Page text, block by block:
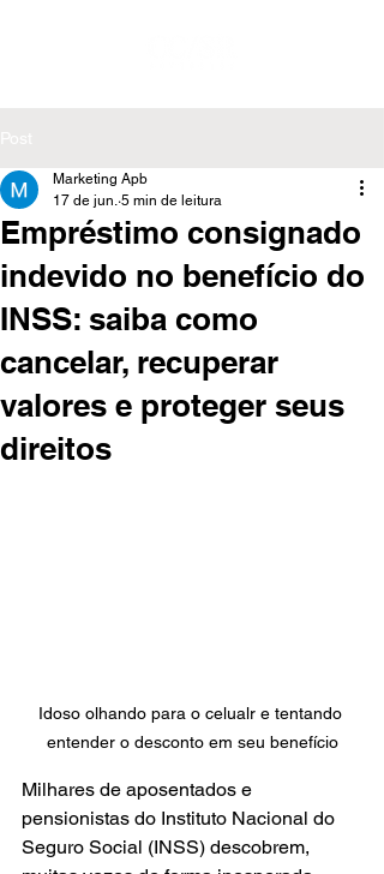
Empréstimo consignado
indevido no benefício do
INSS: saiba como
cancelar, recuperar
valores e proteger seus
direitos
Marketing Apb
17 de jun. 5 min de leitura
Idoso olhando para o celualr e tentando
entender o desconto em seu benefício
Milhares de aposentados e
pensionistas do Instituto Nacional do
Seguro Social (INSS) descobrem,